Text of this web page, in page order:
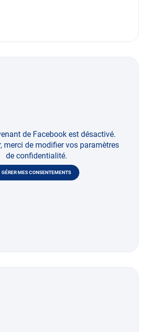
de Facebook est désactivé.
merci de modifier vos paramètres
de confidentialité.
GÉRER MES CONSENTEMENTS